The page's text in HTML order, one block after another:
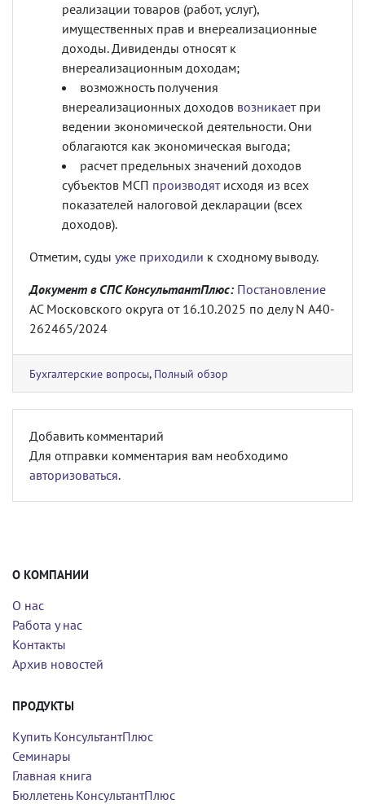
реализации товаров (работ, услуг),
имущественных прав и внереализационные
доходы. Дивиденды относят к
внереализационным доходам;
возможность получения
внереализационных доходов возникаетпри
ведении экономической деятельности. Они
облагаются как экономическая выгода;
расчет предельных значений доходов
субъектов МСП производятисходя из всех
показателей налоговой декларации (всех
доходов).
Отметим, суды уже приходили к сходному выводу.
Документ в СПС КонсультантПлюс: Постановление
АС Московского округа от 16.10.2025 по делу N А40-
262465/2024
Бухгалтерские вопросы, Полный обзор
Добавить комментарий
Для отправки комментария вам необходимо
авторизоваться.
О КОМПАНИИ
О нас
Работа у нас
Контакты
Архив новостей
ПРОДУКТЫ
Купить КонсультантПлюс
Семинары
Главная книга
Бюллетень КонсультантПлюс